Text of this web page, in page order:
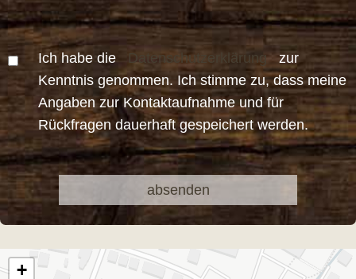
Ich habe die Datenschutzerklärung zur
Kenntnis genommen. Ich stimme zu, dass meine
Angaben zur Kontaktaufnahme und für
Rückfragen dauerhaft gespeichert werden.
Bitte
lasse
dieses
Bitte
lasse
dieses
+